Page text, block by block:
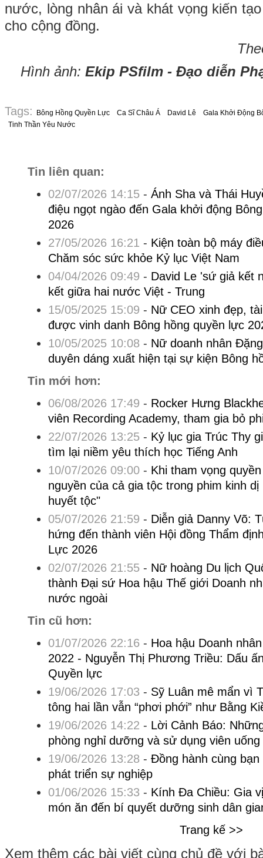
nước, lòng nhân ái và khát vọng kiến
cho cộng đồng.
Hình ảnh: Ekip PSfilm - Đạo diễn
Tags: Bông Hồng Quyền Lực Ca Sĩ Châu Á David Lê
Gala Khởi Động
Tinh Thần Yêu Nước
Tin liên quan:
02/07/2026 14:15- Ánh Sha và Thái
điệu ngọt ngào đến Gala khởi động
2026
27/05/2026 16:21 - Kiện toàn bộ máy
Chăm sóc sức khỏe Kỷ lục Việt Nam
04/04/2026 09:49 - David Le 'sứ giả kết
kết giữa hai nước Việt - Trung
15/05/2025 15:09 - Nữ CEO xinh đẹp,
được vinh danh Bông hồng quyền lực
10/05/2025 10:08 - Nữ doanh nhân
duyên dáng xuất hiện tại sự kiện Bông
Tin mới hơn:
06/08/2026 17:49 - Rocker Hưng
viên Recording Academy, tham gia bỏ
22/07/2026 13:25- Kỷ lục gia Trúc Thy
tìm lại niềm yêu thích học Tiếng Anh
10/07/2026 09:00- Khi tham vọng
nguyền của cả gia tộc trong phim kinh
huyết tộc"
05/07/2026 21:59 - Diễn giả Danny Võ:
hứng đến thành viên Hội đồng Thẩm
Lực 2026
02/07/2026 21:55- Nữ hoàng Du lịch
thành Đại sứ Hoa hậu Thế giới Doanh
nước ngoài
Tin cũ hơn:
01/07/2026 22:16 - Hoa hậu Doanh
2022 - Nguyễn Thị Phương Triều: Dấu
Quyền lực
19/06/2026 17:03 - Sỹ Luân mê mẩn vì
tông hai lần vẫn “phơi phới” như Bằng
19/06/2026 14:22 - Lời Cảnh Báo:
phòng nghỉ dưỡng và sử dụng viên
19/06/2026 13:28 - Đồng hành cùng
phát triển sự nghiệp
01/06/2026 15:33 - Kính Đa Chiều: Gia
món ăn đến bí quyết dưỡng sinh dân
Trang kế >>
Xem thêm các bài viết cùng chủ đề với